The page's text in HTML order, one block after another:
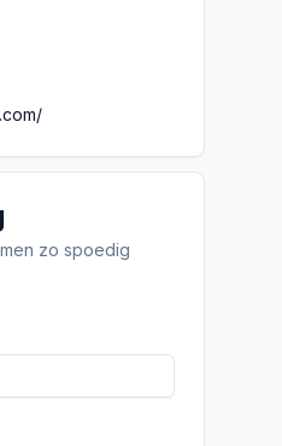
zo spoedig